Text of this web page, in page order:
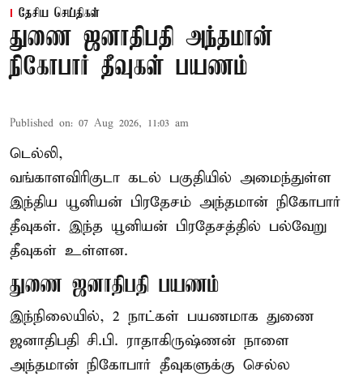
தேசிய செய்திகள்
துணை ஜனாதிபதி அந்தமான்
நிகோபார் தீவுகள் பயணம்
Published on: 07 Aug 2026, 11:03 am
டெல்லி,
வங்காளவிரிகுடா கடல் பகுதியில் அமைந்துள்ள
இந்திய யூனியன் பிரதேசம் அந்தமான் நிகோபார்
தீவுகள். இந்த யூனியன் பிரதேசத்தில் பல்வேறு
தீவுகள் உள்ளன.
துணை ஜனாதிபதி பயணம்
இந்நிலையில், 2 நாட்கள் பயணமாக துணை
ஜனாதிபதி சி.பி. ராதாகிருஷ்ணன் நாளை
அந்தமான் நிகோபார் தீவுகளுக்கு செல்ல